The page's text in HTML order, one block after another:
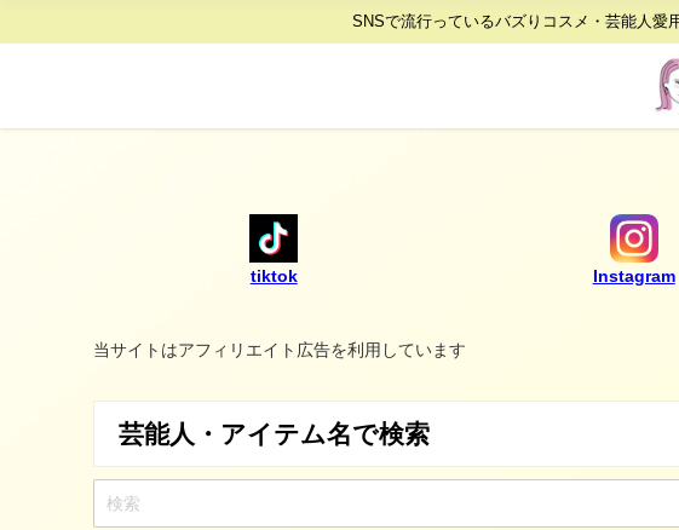
SNSで流行っているバズりコスメ・芸能人愛
tiktok Instagram
当サイトはアフィリエイト広告を利用しています
芸能人・アイテム名で検索